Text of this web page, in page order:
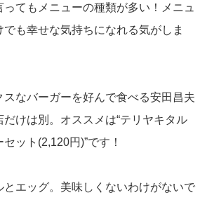
てもメニューの種類が多い！メニュ
も幸せな気持ちになれる気がしま
なバーガーを好んで食べる安田昌夫
けは別。オススメは“テリヤキタル
ット(2,120円)”です！
とエッグ。美味しくないわけがないで